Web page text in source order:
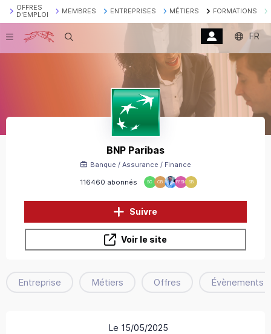
OFFRES
D'EMPLOI
MEMBRES ENTREPRISES MÉTIERS FORMATIONS
Recherche FR
BNP Paribas
116460 abonnés SC CB FESN SB
Banque / Assurance / Finance
Suivre
Voir le site
Entreprise Métiers Offres Évènements
Le 15/05/2025